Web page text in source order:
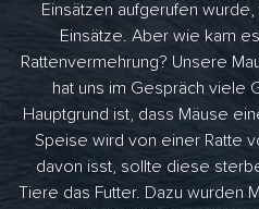
Einsätzen aufgerufen
Einsätze. Aber wie kam
Rattenvermehrung? Unsere
hat uns im Gespräch viele
Hauptgrund ist, dass Mäuse
Speise wird von einer Ratte
davon isst, sollte diese
Tiere das Futter. Dazu wurden